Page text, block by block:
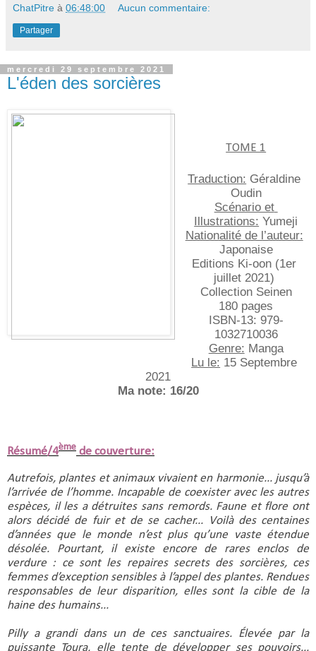
ChatPitre à 06:48:00 Aucun commentaire:
Partager
mercredi 29 septembre 2021
L'éden des sorcières
TOME 1
Traduction: Géraldine
Oudin
Scénario et
Illustrations: Yumeji
Nationalité de l’auteur:
Japonaise
Editions Ki-oon (1er
juillet 2021)
Collection Seinen
180 pages
ISBN-13: ‎979-
1032710036
Genre: Manga
Lu le: 15 Septembre
2021
Ma note: 16/20
Résumé/4ème de couverture:
Autrefois, plantes et animaux vivaient en harmonie... jusqu’à
l’arrivée de l’homme. Incapable de coexister avec les autres
espèces, il les a détruites sans remords. Faune et flore ont
alors décidé de fuir et de se cacher... Voilà des centaines
d’années que le monde n’est plus qu’une vaste étendue
désolée. Pourtant, il existe encore de rares enclos de
verdure : ce sont les repaires secrets des sorcières, ces
femmes d’exception sensibles à l’appel des plantes. Rendues
responsables de leur disparition, elles sont la cible de la
haine des humains...
Pilly a grandi dans un de ces sanctuaires. Élevée par la
puissante Toura, elle tente de développer ses pouvoirs...